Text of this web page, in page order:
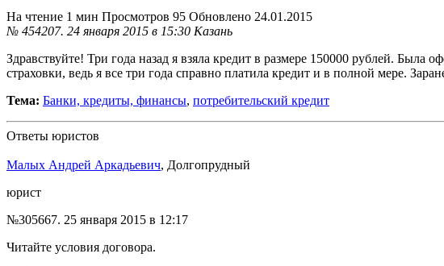
На чтение 1 мин Просмотров 95 Обновлено 24.01.2015
№ 454207. 24 января 2015 в 15:30 Казань
Здравствуйте! Три года назад я взяла кредит в размере 150000 рублей.
страховки, ведь я все три года справно платила кредит и в полной мере.
Тема: Банки, кредиты, финансы, потребительский кредит
Ответы юристов
Малых Андрей Аркадьевич, Долгопрудный
юрист
№305667. 25 января 2015 в 12:17
Читайте условия договора.